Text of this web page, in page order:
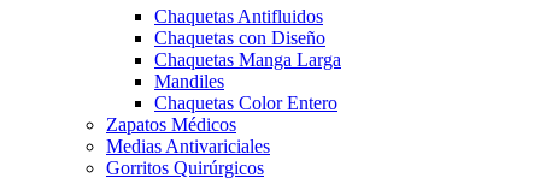
Chaquetas Antifluidos
Chaquetas con Diseño
Chaquetas Manga Larga
Mandiles
Chaquetas Color Entero
Zapatos Médicos
Medias Antivariciales
Gorritos Quirúrgicos